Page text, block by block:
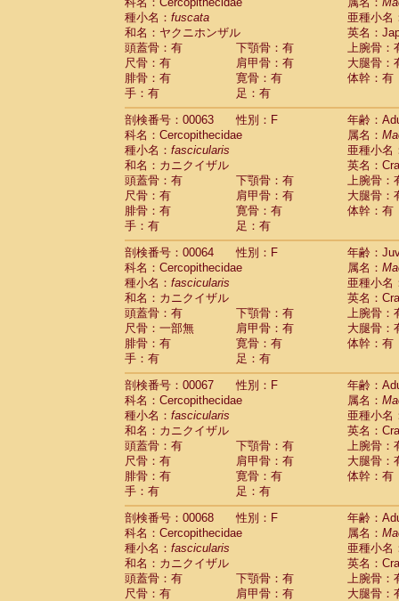
種小名： fuscata
亜種小名
和名：ヤクニホンザル
英名：
頭蓋骨：有
下顎骨：有
上腕骨：
尺骨：有
肩甲骨：有
大腿骨：
腓骨：有
寛骨：有
体幹：有
手：有
足：有
剖検番号：00063
性別：F
年齢：
科名：Cercopithecidae
属名：
種小名： fascicularis
亜種小名
和名：カニクイザル
英名：
頭蓋骨：有
下顎骨：有
上腕骨：
尺骨：有
肩甲骨：有
大腿骨：
腓骨：有
寛骨：有
体幹：有
手：有
足：有
剖検番号：00064
性別：F
年齢：
科名：Cercopithecidae
属名：
種小名： fascicularis
亜種小名
和名：カニクイザル
英名：
頭蓋骨：有
下顎骨：有
上腕骨：
尺骨：一部無
肩甲骨：有
大腿骨：
腓骨：有
寛骨：有
体幹：有
手：有
足：有
剖検番号：00067
性別：F
年齢：
科名：Cercopithecidae
属名：
種小名： fascicularis
亜種小名
和名：カニクイザル
英名：
頭蓋骨：有
下顎骨：有
上腕骨：
尺骨：有
肩甲骨：有
大腿骨：
腓骨：有
寛骨：有
体幹：有
手：有
足：有
剖検番号：00068
性別：F
年齢：
科名：Cercopithecidae
属名：
種小名： fascicularis
亜種小名
和名：カニクイザル
英名：
頭蓋骨：有
下顎骨：有
上腕骨：
尺骨：有
肩甲骨：有
大腿骨：